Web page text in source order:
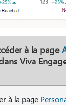
à la page
Viva
à la page